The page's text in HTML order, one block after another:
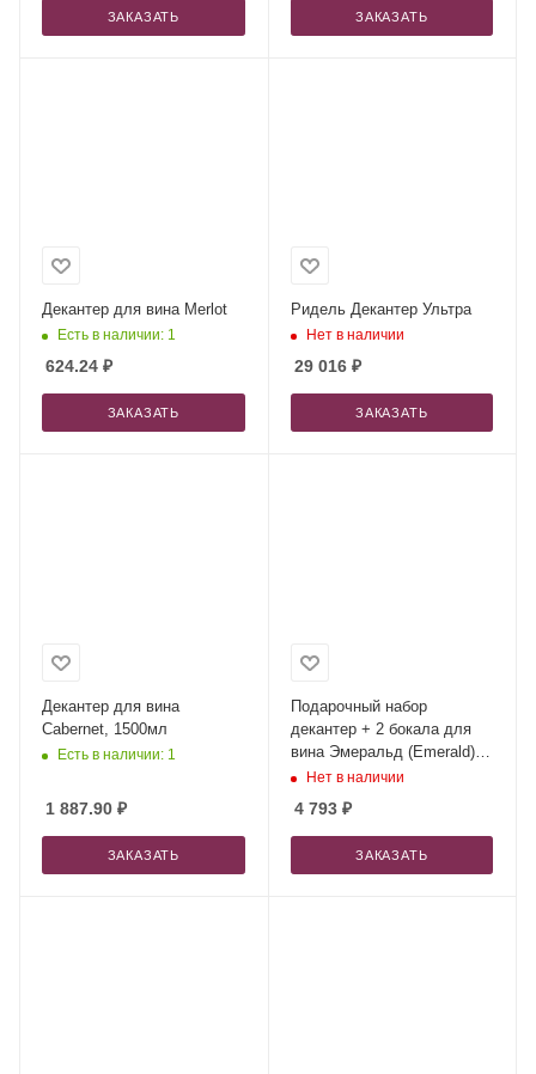
ЗАКАЗАТЬ ЗАКАЗАТЬ
Декантер для вина Merlot
Есть в наличии: 1
624.24 ₽
ЗАКАЗАТЬ
Ридель Декантер Ультра
Нет в наличии
29 016₽
ЗАКАЗАТЬ
Декантер для вина
Cabernet, 1500мл
Есть в наличии: 1
1 887.90 ₽
ЗАКАЗАТЬ
Подарочный набор
декантер + 2 бокала для
вина Эмеральд (Emerald) в
серой коробке
Нет в наличии
4 793₽
ЗАКАЗАТЬ